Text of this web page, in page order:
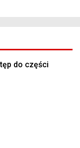
do części